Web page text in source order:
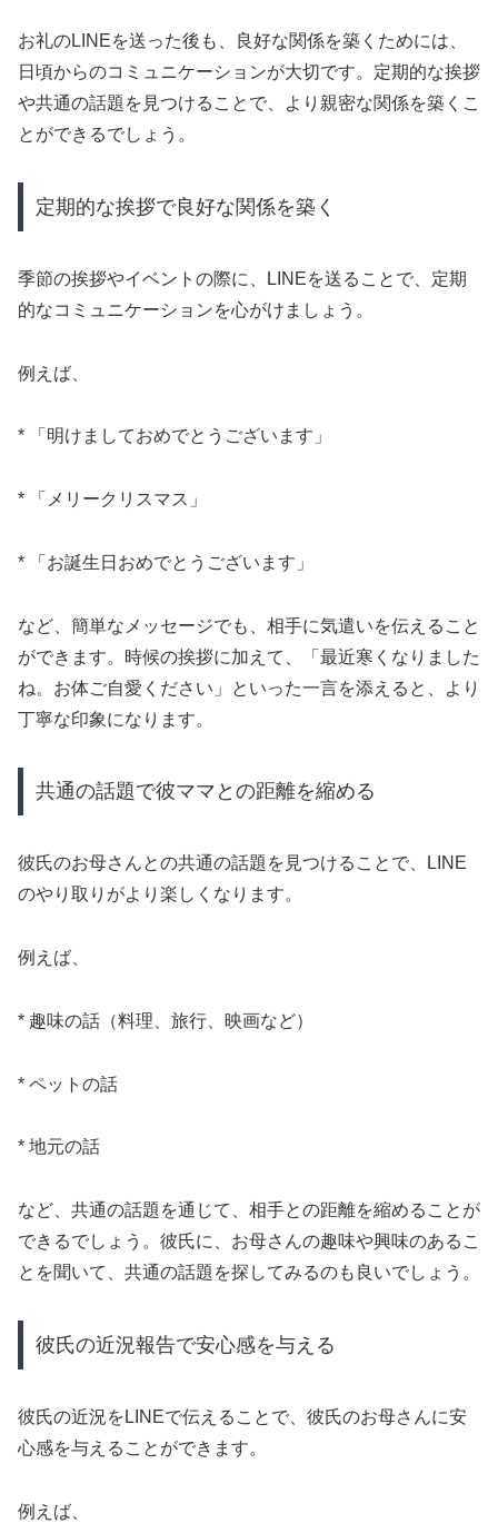
お礼のLINEを送った後も、良好な関係を築くためには、
日頃からのコミュニケーションが大切です。定期的な挨拶
や共通の話題を見つけることで、より親密な関係を築くこ
とができるでしょう。
定期的な挨拶で良好な関係を築く
季節の挨拶やイベントの際に、LINEを送ることで、定期
的なコミュニケーションを心がけましょう。
例えば、
* 「明けましておめでとうございます」
* 「メリークリスマス」
* 「お誕生日おめでとうございます」
など、簡単なメッセージでも、相手に気遣いを伝えること
ができます。時候の挨拶に加えて、「最近寒くなりました
ね。お体ご自愛ください」といった一言を添えると、より
丁寧な印象になります。
共通の話題で彼ママとの距離を縮める
彼氏のお母さんとの共通の話題を見つけることで、LINE
のやり取りがより楽しくなります。
例えば、
* 趣味の話（料理、旅行、映画など）
* ペットの話
* 地元の話
など、共通の話題を通じて、相手との距離を縮めることが
できるでしょう。彼氏に、お母さんの趣味や興味のあるこ
とを聞いて、共通の話題を探してみるのも良いでしょう。
彼氏の近況報告で安心感を与える
彼氏の近況をLINEで伝えることで、彼氏のお母さんに安
心感を与えることができます。
例えば、